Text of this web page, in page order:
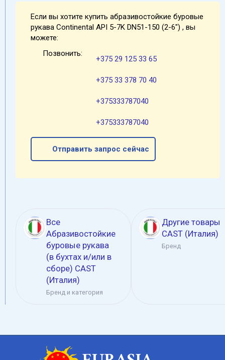
Если вы хотите купить абразивостойкие буровые
рукава Continental API 5-7K DN51-150 (2-6") , вы
можете:
Позвонить:
+375 29 125 33 65
+375 33 378 70 40
+375333787040
+375333787040
Отправить запрос сейчас
Все
Абразивостойкие
буровые рукава
(в бухтах и/или в
сборе) CAST
(Италия)
Бренд и категория
Другие товары
CAST (Италия)
Бренд